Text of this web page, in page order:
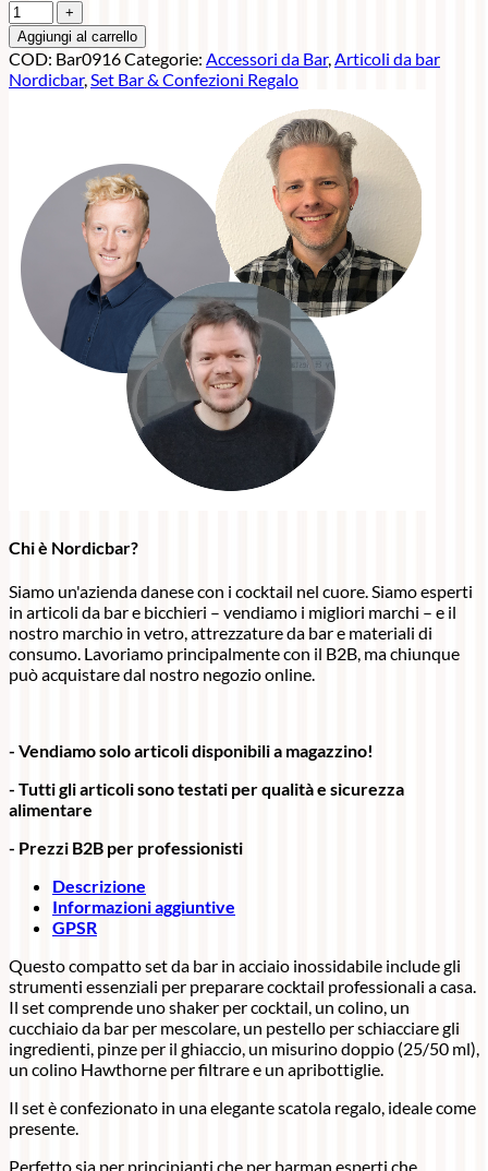
Aggiungi al carrello
COD: Bar0916Categorie: Accessori da Bar,Articoli da bar
Nordicbar,Set Bar & Confezioni Regalo
Chi è Nordicbar?
Siamo un'azienda danese con i cocktail nel cuore. Siamo esperti
in articoli da bar e bicchieri – vendiamo i migliori marchi – e il
nostro marchio in vetro, attrezzature da bar e materiali di
consumo. Lavoriamo principalmente con il B2B, ma chiunque
può acquistare dal nostro negozio online.
- Vendiamo solo articoli disponibili a magazzino!
- Tutti gli articoli sono testati per qualità e sicurezza
alimentare
- Prezzi B2B per professionisti
Descrizione
Informazioni aggiuntive
GPSR
Questo compatto set da bar in acciaio inossidabile include gli
strumenti essenziali per preparare cocktail professionali a casa.
Il set comprende uno shaker per cocktail, un colino, un
cucchiaio da bar per mescolare, un pestello per schiacciare gli
ingredienti, pinze per il ghiaccio, un misurino doppio (25/50 ml),
un colino Hawthorne per filtrare e un apribottiglie.
Il set è confezionato in una elegante scatola regalo, ideale come
presente.
Perfetto sia per principianti che per barman esperti che